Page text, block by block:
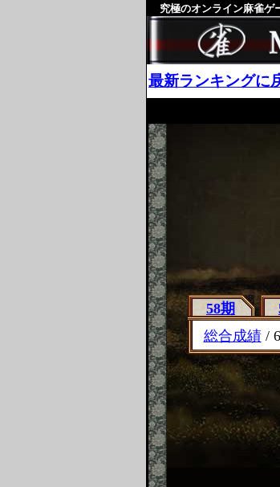
究極のオンライン麻雀ゲ
最新ランキングに
58期
総合成績/